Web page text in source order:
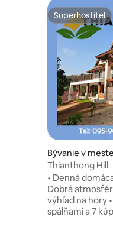
Superhostiteľ
Superhostiteľ
Bývanie v
Thianthong Hill
• Denná
Dobrá
výhľad na hory
spálňami a 7
mesta Chiang
atrakcií, ľahko